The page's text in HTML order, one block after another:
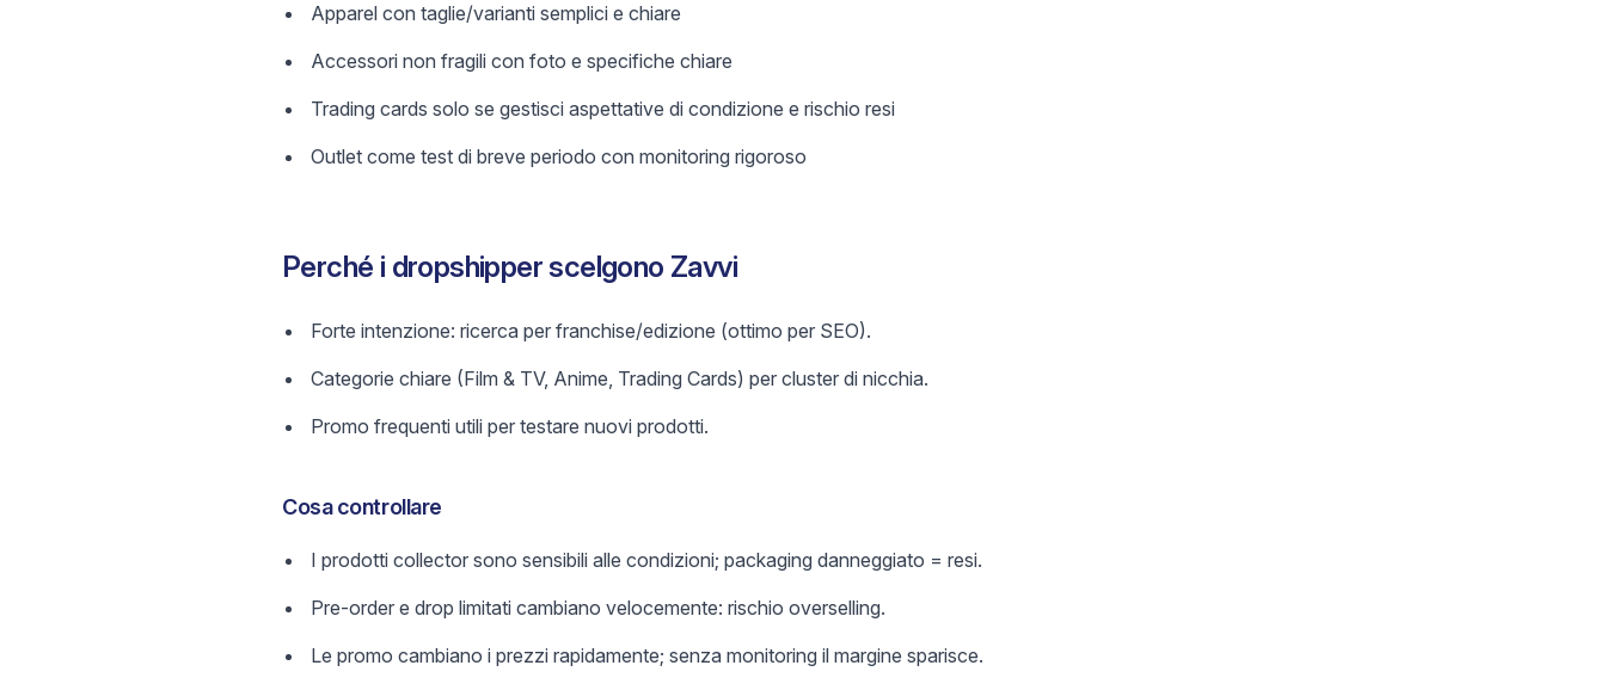
Apparel con taglie/varianti semplici e chiare
Accessori non fragili con foto e specifiche chiare
Trading cards solo se gestisci aspettative di condizione e rischio resi
Outlet come test di breve periodo con monitoring rigoroso
Perché i dropshipper scelgono Zavvi
Forte intenzione: ricerca per franchise/edizione (ottimo per SEO).
Categorie chiare (Film & TV, Anime, Trading Cards) per cluster di nicchia.
Promo frequenti utili per testare nuovi prodotti.
Cosa controllare
I prodotti collector sono sensibili alle condizioni; packaging danneggiato = resi.
Pre-order e drop limitati cambiano velocemente: rischio overselling.
Le promo cambiano i prezzi rapidamente; senza monitoring il margine sparisce.